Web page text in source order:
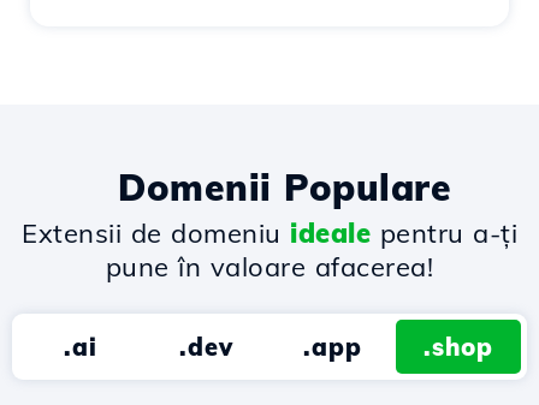
Domenii Populare
Extensii de domeniu ideale pentru a-ți
pune în valoare afacerea!
.ai .dev .app .shop